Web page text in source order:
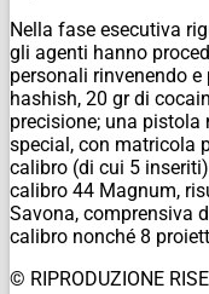
Nella fase esecutiva
gli agenti hanno
personali rinvenendo
hashish, 20 gr di
precisione; una pistola
special, con matricola
calibro (di cui 5
calibro 44 Magnum,
Savona, comprensiva
calibro nonché 8
© RIPRODUZIONE